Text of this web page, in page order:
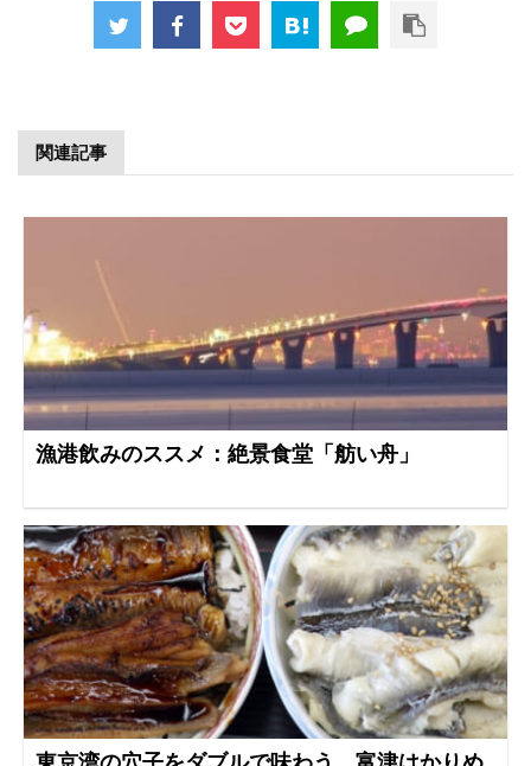
関連記事
漁港飲みのススメ：絶景食堂「舫い舟」